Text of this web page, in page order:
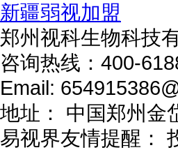
新疆弱视加盟
郑州视科生物科
咨询热线： 400-
Email:
地址：
中国郑州金
易视界友情提醒：